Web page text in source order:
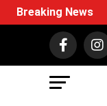
Breaking News